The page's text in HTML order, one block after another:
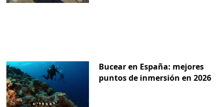
Bucear en España: mejores
puntos de inmersión en 2026